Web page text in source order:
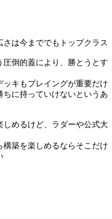
は今まででもトップクラス
倒的蓋により、勝とうとす
キもプレイングが重要だけ
に持っていけないというあ
めるけど、ラダーや公式大
築を楽しめるならそこだけ